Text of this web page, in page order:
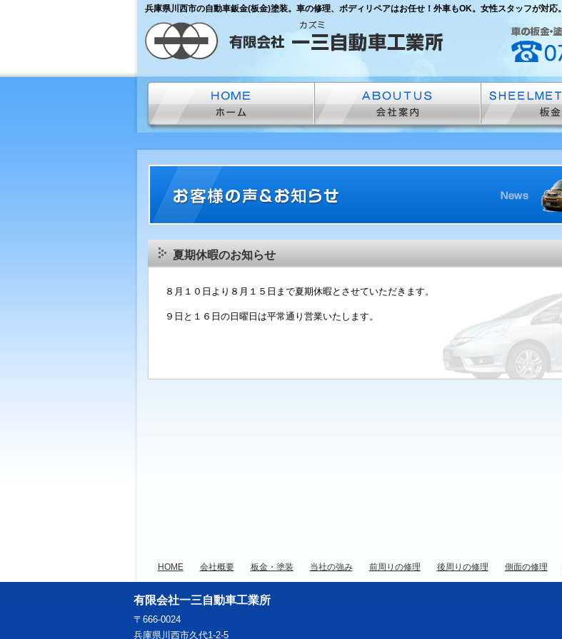
兵庫県川西市の自動車鈑金(板金)塗装。車の修理、ボディリペアはお任せ！外車もOK。女性スタッフが対応。
夏期休暇のお知らせ
８月１０日より８月１５日まで夏期休暇とさせていただきます。
９日と１６日の日曜日は平常通り営業いたします。
HOME 会社概要 板金・塗装 当社の強み 前周りの修理 後周りの修理 側面の修理
有限会社一三自動車工業所
〒666-0024
兵庫県川西市久代1-2-5